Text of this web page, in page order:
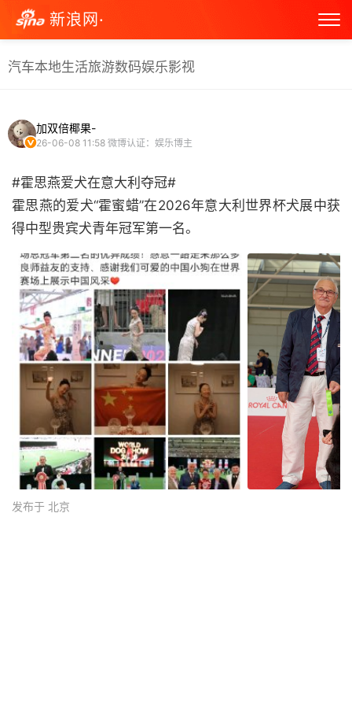
新浪网·
汽车本地生活旅游数码娱乐影视
加双倍椰果-
26-06-08 11:58 微博认证：娱乐博主
#霍思燕爱犬在意大利夺冠#
霍思燕的爱犬“霍蜜蜡”在2026年意大利世界杯犬展中获
得中型贵宾犬青年冠军第一名。 ​
发布于 北京